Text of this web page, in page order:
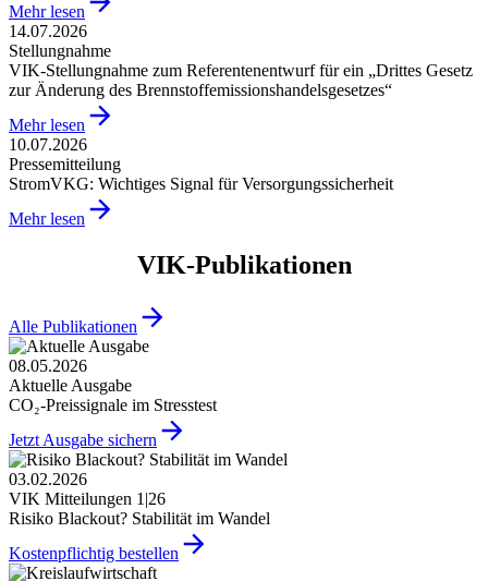
Mehr lesen
14.07.2026
Stellungnahme
VIK-Stellungnahme zum Referentenentwurf für ein „Drittes Gesetz
zur Änderung des Brennstoffemissionshandelsgesetzes“
Mehr lesen
10.07.2026
Pressemitteilung
StromVKG: Wichtiges Signal für Versorgungssicherheit
Mehr lesen
VIK-Publikationen
Alle Publikationen
08.05.2026
Aktuelle Ausgabe
CO₂‑Preissignale im Stresstest
Jetzt Ausgabe sichern
03.02.2026
VIK Mitteilungen 1|26
Risiko Blackout? Stabilität im Wandel
Kostenpflichtig bestellen